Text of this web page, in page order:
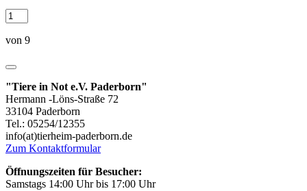
von 9
"Tiere in Not e.V. Paderborn"
Hermann -Löns-Straße 72
33104 Paderborn
Tel.: 05254/12355
info(at)tierheim-paderborn.de
Zum Kontaktformular
Öffnungszeiten für Besucher:
Samstags 14:00 Uhr bis 17:00 Uhr